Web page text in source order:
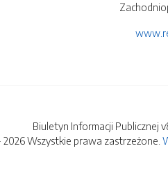
Biuletyn Informacji Publicznej
Wszystkie prawa zastrzeżone.